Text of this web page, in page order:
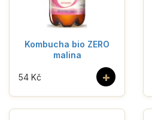
Kombucha bio ZERO
malina
+
54 Kč